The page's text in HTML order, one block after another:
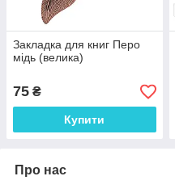
Закладка для книг Перо
мідь (велика)
75 ₴
Купити
Про нас